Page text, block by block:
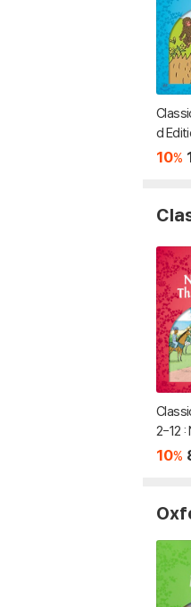
d
ach
10%
2-12 :
Three
10%